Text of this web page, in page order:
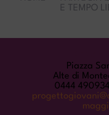
E TEMPO
Piazza
Alte di
0444